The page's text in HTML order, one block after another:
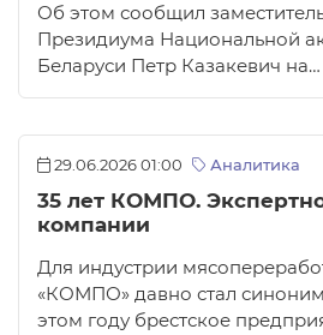
Об этом сообщил
Президиума Национальной
Беларуси Петр Казакевич на…
29.06.2026 01:00 Аналитика
35 лет КОМПО.
компании
Для индустрии
«КОМПО» давно стал
этом году брестское